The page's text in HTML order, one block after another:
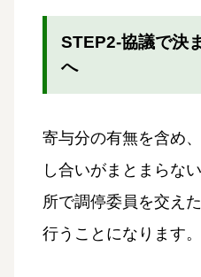
STEP2-協議で決
へ
寄与分の有無を含め
し合いがまとまらな
所で調停委員を交え
行うことになります。